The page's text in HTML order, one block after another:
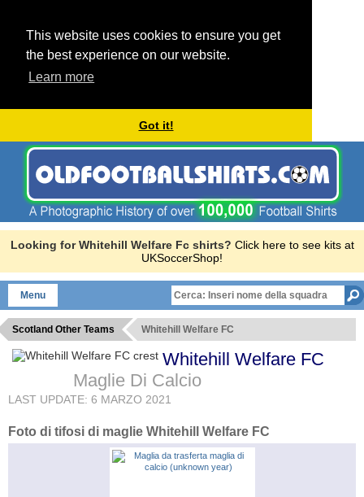
This website uses cookies to ensure you get
the best experience on our website.
Learn more
Got it!
Looking for Whitehill Welfare Fc shirts? Click here to see kits at
UKSoccerShop!
Menu
Scotland Other Teams Whitehill Welfare FC
Whitehill Welfare FC
Maglie Di Calcio
LAST UPDATE: 6 MARZO 2021
Foto di tifosi di maglie Whitehill Welfare FC